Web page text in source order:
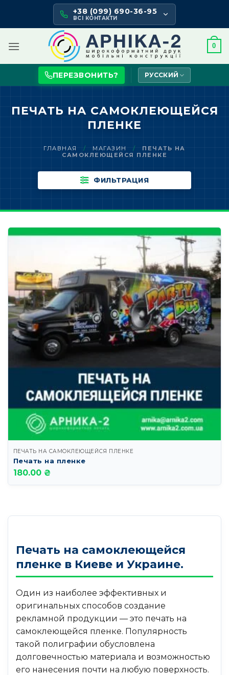
content
+38 (099) 690-36-95
ВСІ КОНТАКТИ
0
ПЕРЕЗВОНИТЬ? РУССКИЙ
ПЕЧАТЬ НА САМОКЛЕЮЩЕЙСЯ
ПЛЕНКЕ
ГЛАВНАЯ / МАГАЗИН /
ПЕЧАТЬ НА
САМОКЛЕЮЩЕЙСЯ ПЛЕНКЕ
ФИЛЬТРАЦИЯ
ПЕЧАТЬ НА САМОКЛЕЮЩЕЙСЯ ПЛЕНКЕ
Печать на пленке
180.00 ₴
Печать на самоклеющейся
пленке в Киеве и Украине.
Один из наиболее эффективных и
оригинальных способов создание
рекламной продукции — это печать на
самоклеющейся пленке. Популярность
такой полиграфии обусловлена
долговечностью материала и возможностью
его нанесения почти на любую поверхность.